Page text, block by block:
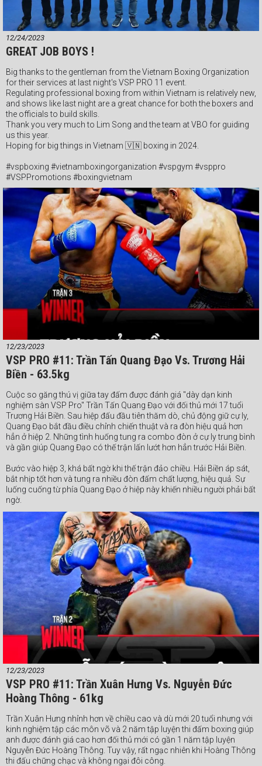
12/24/2023
GREAT JOB BOYS !
Big thanks to the gentleman from the Vietnam Boxing Organization
for their services at last night's VSP PRO 11 event.
Regulating professional boxing from within Vietnam is relatively new,
and shows like last night are a great chance for both the boxers and
the officials to build skills.
Thank you very much to Lim Song and the team at VBO for guiding
us this year.
Hoping for big things in Vietnam 🇻🇳 boxing in 2024.
#vspboxing #vietnamboxingorganization #vspgym #vsppro
#VSPPromotions #boxingvietnam
12/23/2023
VSP PRO #11: Trần Tấn Quang Đạo Vs. Trương Hải
Biền - 63.5kg
Cuộc so găng thú vị giữa tay đấm được đánh giá "dày dạn kinh
nghiệm sàn VSP Pro" Trần Tấn Quang Đạo với đối thủ mới 17 tuổi
Trương Hải Biền. Sau hiệp đấu đầu tiên thăm dò, chủ động giữ cự ly,
Quang Đạo bắt đầu điều chỉnh chiến thuật và ra đòn hiệu quả hơn
hẳn ở hiệp 2. Những tình huống tung ra combo đòn ở cự ly trung bình
và gần giúp Quang Đạo có thế trận lấn lướt hơn hẳn trước Hải Biền.
Bước vào hiệp 3, khá bất ngờ khi thế trận đảo chiều. Hải Biền áp sát,
bắt nhịp tốt hơn và tung ra nhiều đòn đấm chất lượng, hiệu quả. Sự
luống cuống từ phía Quang Đạo ở hiệp này khiến nhiều người phải bất
ngờ.
Trong hiệp đấu cuối cùng, cả hai tích cực trao đổi đòn ở cự ly gần.
Quang Đạo không để mất thế trận như ở hiệp 3 nhưng anh cũng
không thể lấn lướt trước đàn em Hải Biền. Sự cân bằng kéo trận đấu
tới bảng điểm phân định thắng bại và tại đây tay đấm 17 tuổi tiếp tục
tạo ra bất ngờ với chiến thắng không đồng thuận (2-1). Phần thưởng
xứng đáng cho Hải Biền.
#Webthethao #VSPBoxing #boxing #quyenanh
12/23/2023
VSP PRO #11: Trần Xuân Hưng Vs. Nguyễn Đức
Hoàng Thông - 61kg
Trần Xuân Hưng nhỉnh hơn về chiều cao và dù mới 20 tuổi nhưng với
kinh nghiệm tập các môn võ và 2 năm tập luyện thi đấm boxing giúp
anh được đánh giá cao hơn đối thủ mới có gần 1 năm tập luyện
Nguyễn Đức Hoàng Thông. Tuy vậy, rất ngạc nhiên khi Hoàng Thông
thi đấu chững chạc và không ngại đôi công.